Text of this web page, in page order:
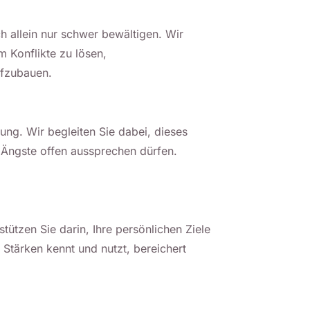
allein nur schwer bewältigen. Wir
Konflikte zu lösen,
Wir begleiten Sie dabei, dieses
offen aussprechen dürfen.
Sie darin, Ihre persönlichen Ziele
kennt und nutzt, bereichert